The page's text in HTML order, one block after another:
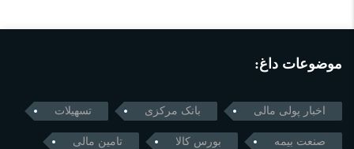
موضوعات داغ:
اخبار پولی مالی بانک مرکزی تسهیلات
صنعت بیمه بورس کالا تامین مالی